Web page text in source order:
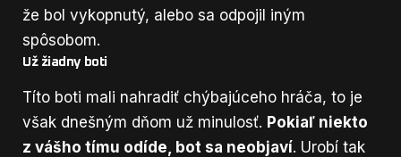
že bol vykopnutý, alebo sa odpojil iným
spôsobom.
Už žiadny boti
Títo boti mali nahradiť chýbajúceho hráča, to je
však dnešným dňom už minulosť. Pokiaľ niekto
z vášho tímu odíde, bot sa neobjaví. Urobí tak